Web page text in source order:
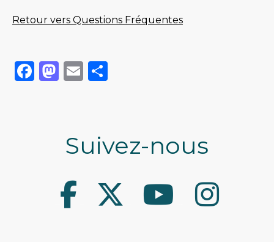
Retour vers Questions Fréquentes
Facebook
Mastodon
Email
Suivez-nous